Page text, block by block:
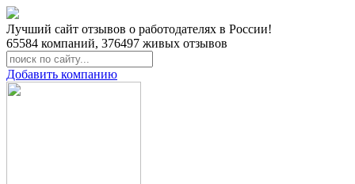
Лучший сайт отзывов о работодателях в России!
65584 компаний, 376497 живых отзывов
Добавить компанию